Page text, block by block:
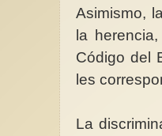
Asimismo,
la
Código del
les
La